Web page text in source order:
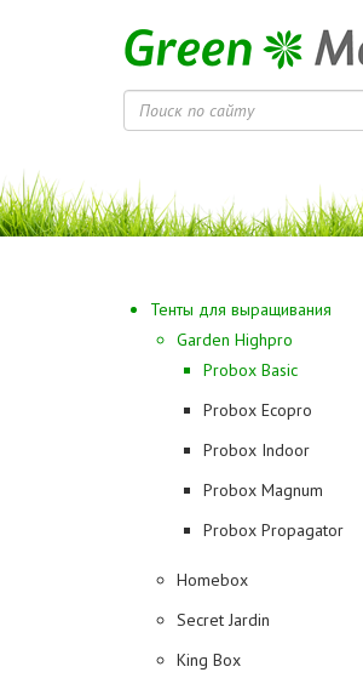
Тенты для выращивания
Garden Highpro
Probox Basic
Probox Ecopro
Probox Indoor
Probox Magnum
Probox Propagator
Homebox
Secret Jardin
King Box